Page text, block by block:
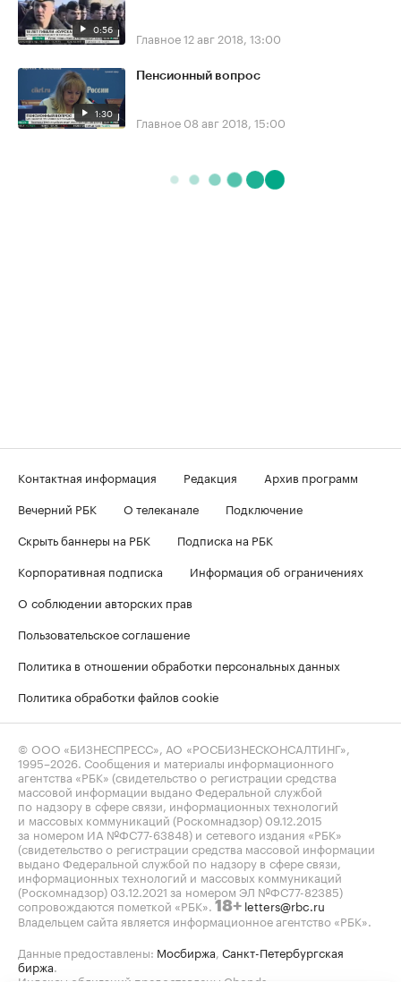
0:56 Главное12 авг 2018, 13:00
1:30
Пенсионный вопрос
Главное 08 авг 2018, 15:00
Контактная информация Редакция
Архив программ
Вечерний РБК
О телеканале
Подключение
Скрыть баннеры на РБК
Подписка на РБК
Корпоративная подписка
Информация об ограничениях
О соблюдении авторских прав
Пользовательское соглашение
Политика в отношении обработки персональных данных
Политика обработки файлов cookie
© ООО «БИЗНЕСПРЕСС», АО «РОСБИЗНЕСКОНСАЛТИНГ»,
1995–2026 . Сообщения и материалы информационного
агентства «РБК» (свидетельство о регистрации средства
массовой информации выдано Федеральной службой
по надзору в сфере связи, информационных технологий
и массовых коммуникаций (Роскомнадзор) 09.12.2015
за номером ИА №ФС77-63848) и сетевого издания «РБК»
(свидетельство о регистрации средства массовой информации
выдано Федеральной службой по надзору в сфере связи,
информационных технологий и массовых коммуникаций
(Роскомнадзор) 03.12.2021 за номером ЭЛ №ФС77-82385)
сопровождаются пометкой «РБК». 18+ letters@rbc.ru
Владельцем сайта является информационное агентство «РБК».
Данные предоставлены: Мосбиржа Санкт-Петербургская
биржа